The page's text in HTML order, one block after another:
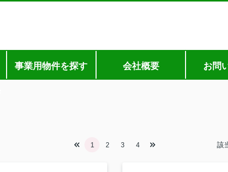
事業用物件を探す 会社概要 お問
該
1 2 3 4